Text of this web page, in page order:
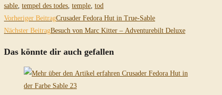
sable, tempel des todes, temple, tod
Weitere
Artikel
ansehen
Vorheriger BeitragCrusader Fedora Hut in True-Sable
Nächster BeitragBesuch von Marc Kitter – Adventurebilt Deluxe
Das könnte dir auch gefallen